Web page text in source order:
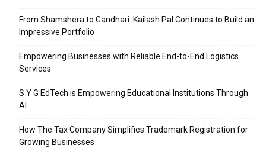
From Shamshera to Gandhari: Kailash Pal Continues to Build an
Impressive Portfolio
Empowering Businesses with Reliable End-to-End Logistics
Services
S Y G EdTech is Empowering Educational Institutions Through
AI
How The Tax Company Simplifies Trademark Registration for
Growing Businesses